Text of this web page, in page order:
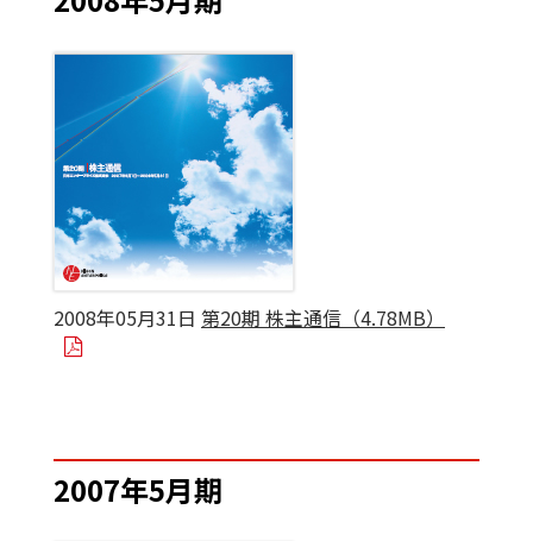
2008年05月31日 第20期 株主通信（4.78MB）
2007年5月期